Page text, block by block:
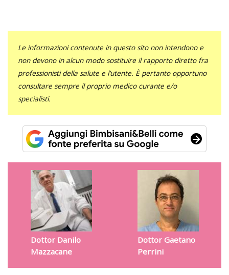
Le informazioni contenute in questo sito non intendono e
non devono in alcun modo sostituire il rapporto diretto fra
professionisti della salute e l’utente. È pertanto opportuno
consultare sempre il proprio medico curante e/o
specialisti.
Dottor Danilo
Mazzacane
Dottor Gaetano
Perrini